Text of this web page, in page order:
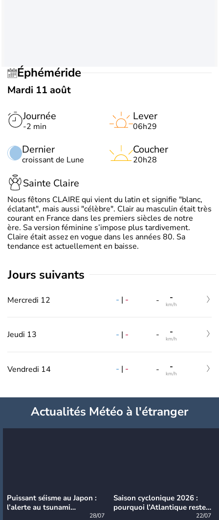
Éphéméride
Mardi 11 août
Journée
-2 min
Dernier
croissant de Lune
Lever
06h29
Coucher
20h28
Sainte Claire
Nous fêtons CLAIRE qui vient du latin et signifie "blanc,
éclatant", mais aussi "célèbre". Clair au masculin était très
courant en France dans les premiers siècles de notre
ère. Sa version féminine s’impose plus tardivement.
Claire était assez en vogue dans les années 80. Sa
tendance est actuellement en baisse.
jours suivants
Mercredi 12 - | - - -
km/h
Jeudi 13 - | - - -
km/h
Vendredi 14 - | - - -
km/h
Actualités Météo à l'étranger
Puissant séisme au Japon :
l’alerte au tsunami
28/07
Saison cyclonique 2026 :
pourquoi l’Atlantique reste
22/07